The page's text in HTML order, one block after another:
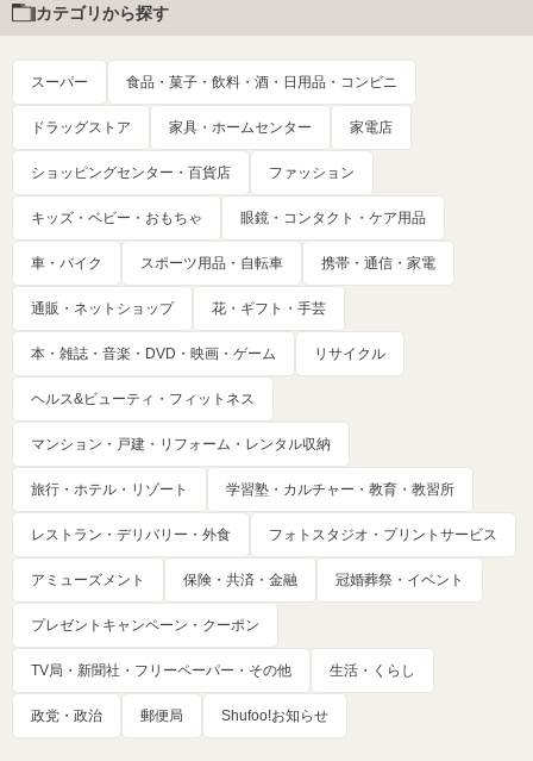
カテゴリから探す
スーパー 食品・菓子・飲料・酒・日用品・コンビニ
ドラッグストア 家具・ホームセンター 家電店
ショッピングセンター・百貨店 ファッション
キッズ・ベビー・おもちゃ 眼鏡・コンタクト・ケア用品
車・バイク スポーツ用品・自転車 携帯・通信・家電
通販・ネットショップ 花・ギフト・手芸
本・雑誌・音楽・DVD・映画・ゲーム リサイクル
ヘルス&ビューティ・フィットネス
マンション・戸建・リフォーム・レンタル収納
旅行・ホテル・リゾート 学習塾・カルチャー・教育・教習所
レストラン・デリバリー・外食 フォトスタジオ・プリントサービス
アミューズメント 保険・共済・金融 冠婚葬祭・イベント
プレゼントキャンペーン・クーポン
TV局・新聞社・フリーペーパー・その他 生活・くらし
政党・政治 郵便局 Shufoo!お知らせ